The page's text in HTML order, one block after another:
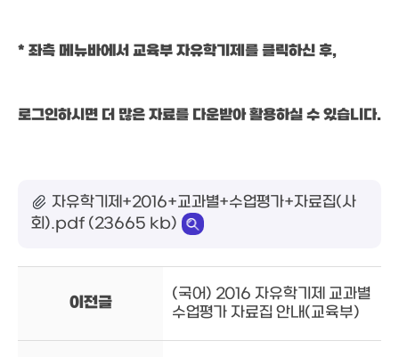
* 좌측 메뉴바에서 교육부 자유학기제를 클릭하신 후,
로그인하시면 더 많은 자료를 다운받아 활용하실 수 있습니다.
자유학기제+2016+교과별+수업평가+자료집(사
회).pdf (23665 kb)
이전글
(국어) 2016 자유학기제 교과별
수업평가 자료집 안내(교육부)